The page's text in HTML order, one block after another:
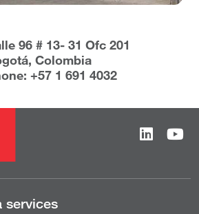
96 # 13- 31 Ofc 201
Colombia
+57 1 691 4032
services